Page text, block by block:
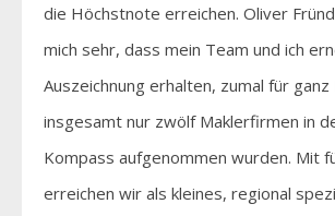
die Höchstnote erreichen. Oliver
mich sehr, dass mein Team und ich
Auszeichnung erhalten, zumal für
insgesamt nur zwölf Maklerfirmen in
Kompass aufgenommen wurden. Mit
erreichen wir als kleines, regional